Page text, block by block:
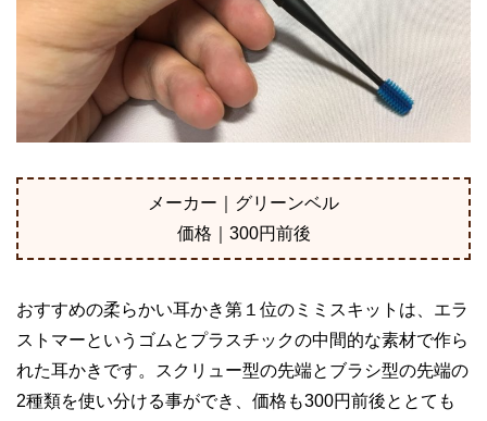
メーカー｜グリーンベル
価格｜300円前後
おすすめの柔らかい耳かき第１位のミミスキットは、エラ
ストマーというゴムとプラスチックの中間的な素材で作ら
れた耳かきです。スクリュー型の先端とブラシ型の先端の
2種類を使い分ける事ができ、価格も300円前後ととても